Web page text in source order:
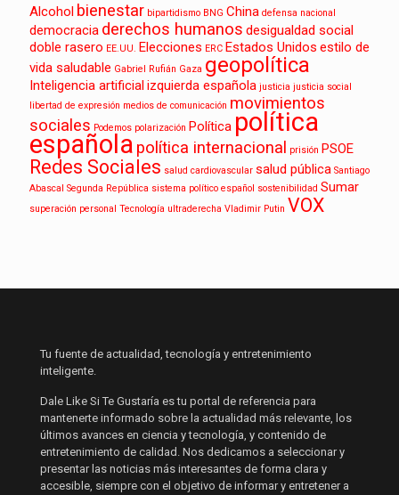
Alcohol bienestar bipartidismo BNG China defensa nacional
democracia derechos humanos desigualdad social
doble rasero EE.UU. Elecciones ERC Estados Unidos estilo de
vida saludable Gabriel Rufián Gaza geopolítica
Inteligencia artificial izquierda española justicia justicia social
libertad de expresión medios de comunicación movimientos
sociales Podemos polarización Política política
española política internacional prisión PSOE
Redes Sociales salud cardiovascular salud pública Santiago
Abascal Segunda República sistema político español sostenibilidad Sumar
superación personal Tecnología ultraderecha Vladimir Putin VOX
Tu fuente de actualidad, tecnología y entretenimiento
inteligente.
Dale Like Si Te Gustaría es tu portal de referencia para
mantenerte informado sobre la actualidad más relevante, los
últimos avances en ciencia y tecnología, y contenido de
entretenimiento de calidad. Nos dedicamos a seleccionar y
presentar las noticias más interesantes de forma clara y
accesible, siempre con el objetivo de informar y entretener a